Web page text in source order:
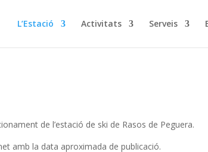
L’Estació Activitats Serveis
de l’estació de ski de Rasos de Peguera.
amb la data aproximada de publicació.